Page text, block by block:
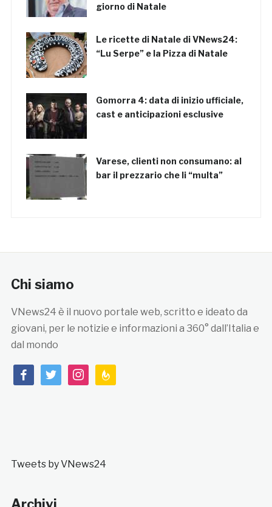
giorno di Natale
Le ricette di Natale di VNews24:
“Lu Serpe” e la Pizza di Natale
Gomorra 4: data di inizio ufficiale,
cast e anticipazioni esclusive
Varese, clienti non consumano: al
bar il prezzario che li “multa”
Chi siamo
VNews24 è il nuovo portale web, scritto e ideato da
giovani, per le notizie e informazioni a 360° dall’Italia e
dal mondo
facebooktwitterinstagramfeedburner
Tweets by VNews24